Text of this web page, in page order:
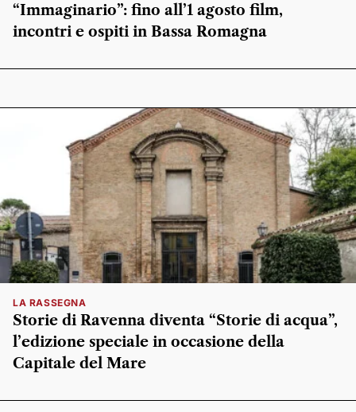
“Immaginario”: fino all’1 agosto film,
incontri e ospiti in Bassa Romagna
LA RASSEGNA
Storie di Ravenna diventa “Storie di acqua”,
l’edizione speciale in occasione della
Capitale del Mare